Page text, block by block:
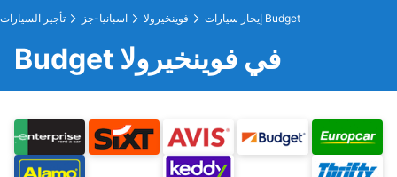
تأجير السيارات اسبانيا-جز فوينخيرولا إيجار سيارات Budget
Budget في فوينخيرولا